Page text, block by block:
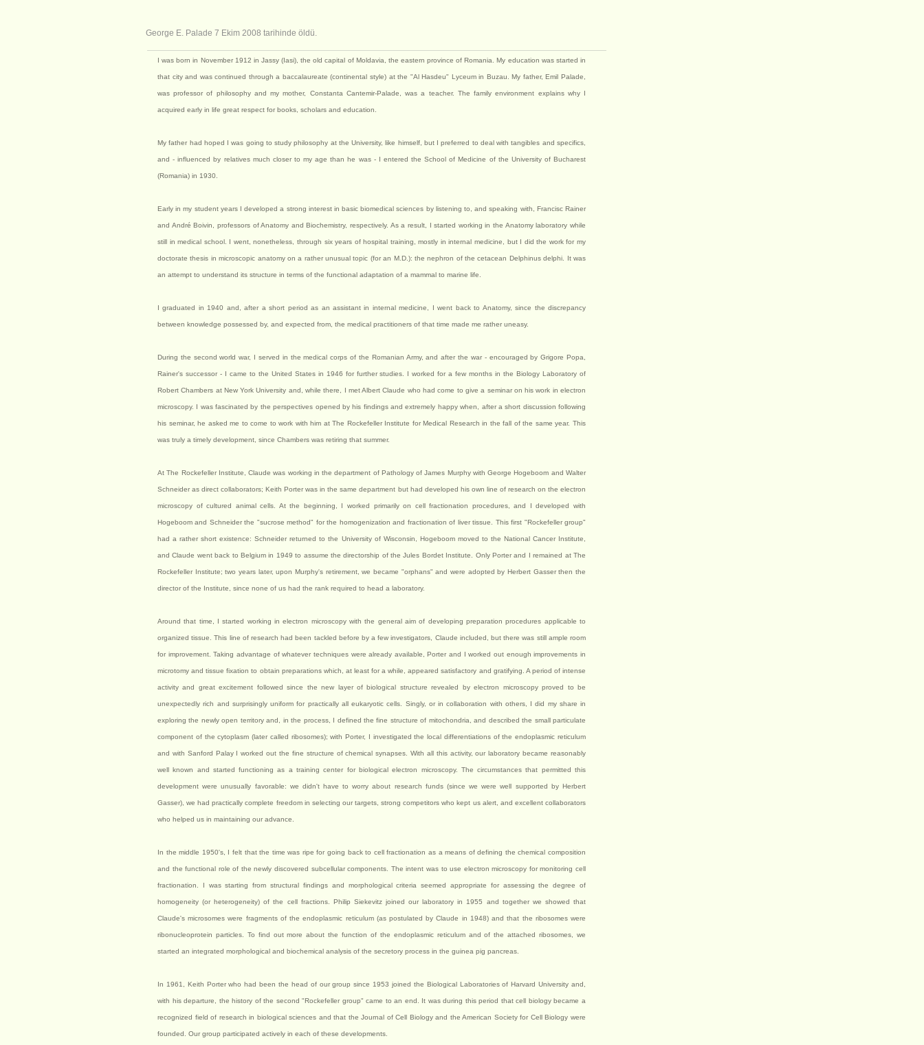
George E. Palade 7 Ekim 2008 tarihinde öldü.
I was born in November 1912 in Jassy (Iasi), the old capital of Moldavia, the eastern province of Romania. My education was started in
that city and was continued through a baccalaureate (continental style) at the "Al Hasdeu" Lyceum in Buzau. My father, Emil Palade,
was professor of philosophy and my mother, Constanta Cantemir-Palade, was a teacher. The family environment explains why I
acquired early in life great respect for books, scholars and education.
My father had hoped I was going to study philosophy at the University, like himself, but I preferred to deal with tangibles and specifics,
and - influenced by relatives much closer to my age than he was - I entered the School of Medicine of the University of Bucharest
(Romania) in 1930.
Early in my student years I developed a strong interest in basic biomedical sciences by listening to, and speaking with, Francisc Rainer
and André Boivin, professors of Anatomy and Biochemistry, respectively. As a result, I started working in the Anatomy laboratory while
still in medical school. I went, nonetheless, through six years of hospital training, mostly in internal medicine, but I did the work for my
doctorate thesis in microscopic anatomy on a rather unusual topic (for an M.D.): the nephron of the cetacean Delphinus delphi. It was
an attempt to understand its structure in terms of the functional adaptation of a mammal to marine life.
I graduated in 1940 and, after a short period as an assistant in internal medicine, I went back to Anatomy, since the discrepancy
between knowledge possessed by, and expected from, the medical practitioners of that time made me rather uneasy.
During the second world war, I served in the medical corps of the Romanian Army, and after the war - encouraged by Grigore Popa,
Rainer's successor - I came to the United States in 1946 for further studies. I worked for a few months in the Biology Laboratory of
Robert Chambers at New York University and, while there, I met Albert Claude who had come to give a seminar on his work in electron
microscopy. I was fascinated by the perspectives opened by his findings and extremely happy when, after a short discussion following
his seminar, he asked me to come to work with him at The Rockefeller Institute for Medical Research in the fall of the same year. This
was truly a timely development, since Chambers was retiring that summer.
At The Rockefeller Institute, Claude was working in the department of Pathology of James Murphy with George Hogeboom and Walter
Schneider as direct collaborators; Keith Porter was in the same department but had developed his own line of research on the electron
microscopy of cultured animal cells. At the beginning, I worked primarily on cell fractionation procedures, and I developed with
Hogeboom and Schneider the "sucrose method" for the homogenization and fractionation of liver tissue. This first "Rockefeller group"
had a rather short existence: Schneider returned to the University of Wisconsin, Hogeboom moved to the National Cancer Institute,
and Claude went back to Belgium in 1949 to assume the directorship of the Jules Bordet Institute. Only Porter and I remained at The
Rockefeller Institute; two years later, upon Murphy's retirement, we became "orphans" and were adopted by Herbert Gasser then the
director of the Institute, since none of us had the rank required to head a laboratory.
Around that time, I started working in electron microscopy with the general aim of developing preparation procedures applicable to
organized tissue. This line of research had been tackled before by a few investigators, Claude included, but there was still ample room
for improvement. Taking advantage of whatever techniques were already available, Porter and I worked out enough improvements in
microtomy and tissue fixation to obtain preparations which, at least for a while, appeared satisfactory and gratifying. A period of intense
activity and great excitement followed since the new layer of biological structure revealed by electron microscopy proved to be
unexpectedly rich and surprisingly uniform for practically all eukaryotic cells. Singly, or in collaboration with others, I did my share in
exploring the newly open territory and, in the process, I defined the fine structure of mitochondria, and described the small particulate
component of the cytoplasm (later called ribosomes); with Porter, I investigated the local differentiations of the endoplasmic reticulum
and with Sanford Palay I worked out the fine structure of chemical synapses. With all this activity, our laboratory became reasonably
well known and started functioning as a training center for biological electron microscopy. The circumstances that permitted this
development were unusually favorable: we didn't have to worry about research funds (since we were well supported by Herbert
Gasser), we had practically complete freedom in selecting our targets, strong competitors who kept us alert, and excellent collaborators
who helped us in maintaining our advance.
In the middle 1950's, I felt that the time was ripe for going back to cell fractionation as a means of defining the chemical composition
and the functional role of the newly discovered subcellular components. The intent was to use electron microscopy for monitoring cell
fractionation. I was starting from structural findings and morphological criteria seemed appropriate for assessing the degree of
homogeneity (or heterogeneity) of the cell fractions. Philip Siekevitz joined our laboratory in 1955 and together we showed that
Claude's microsomes were fragments of the endoplasmic reticulum (as postulated by Claude in 1948) and that the ribosomes were
ribonucleoprotein particles. To find out more about the function of the endoplasmic reticulum and of the attached ribosomes, we
started an integrated morphological and biochemical analysis of the secretory process in the guinea pig pancreas.
In 1961, Keith Porter who had been the head of our group since 1953 joined the Biological Laboratories of Harvard University and,
with his departure, the history of the second "Rockefeller group" came to an end. It was during this period that cell biology became a
recognized field of research in biological sciences and that the Journal of Cell Biology and the American Society for Cell Biology were
founded. Our group participated actively in each of these developments.